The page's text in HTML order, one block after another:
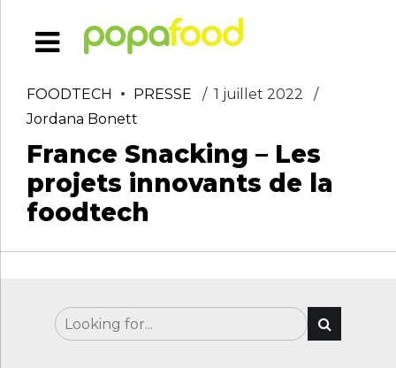
FOODTECH PRESSE
1 juillet 2022
Jordana Bonett
France Snacking – Les
projets innovants de la
foodtech